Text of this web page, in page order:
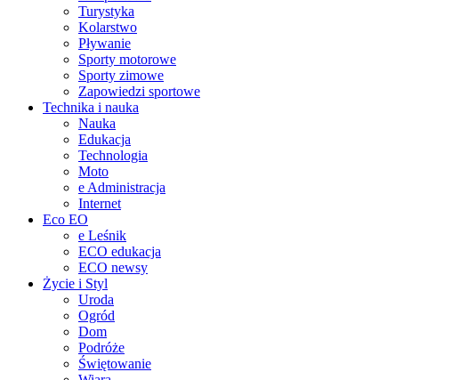
Turystyka
Kolarstwo
Pływanie
Sporty motorowe
Sporty zimowe
Zapowiedzi sportowe
Technika i nauka
Nauka
Edukacja
Technologia
Moto
e Administracja
Internet
Eco EO
e Leśnik
ECO edukacja
ECO newsy
Życie i Styl
Uroda
Ogród
Dom
Podróże
Świętowanie